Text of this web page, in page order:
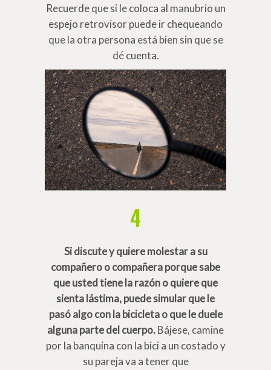
Recuerde que si le coloca al manubrio un
espejo retrovisor puede ir chequeando
que la otra persona está bien sin que se
dé cuenta.
4
Si discute y quiere molestar a su
compañero o compañera porque sabe
que usted tiene la razón o quiere que
sienta lástima, puede simular que le
pasó algo con la bicicleta o que le duele
alguna parte del cuerpo.Bájese, camine
por la banquina con la bici a un costado y
su pareja va a tener que